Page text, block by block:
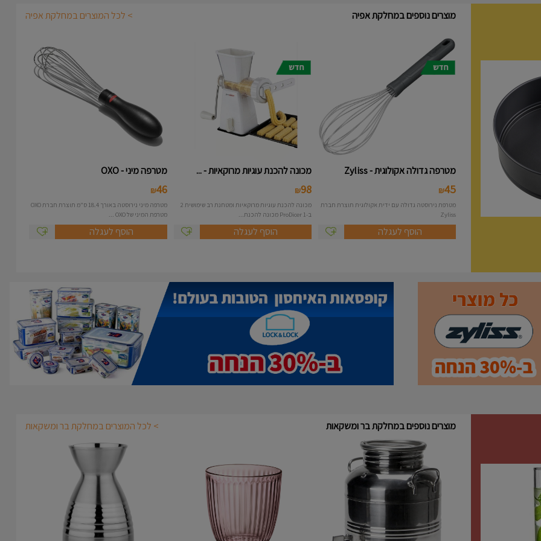
מוצרים נוספים במחלקת אפיה > לכל המוצרים במחלקת אפיה
מטרפה גדולה אקולוגית - Zyliss
45
₪
מטרפת נירוסטה גדולה עם ידית אקולוגית תוצרת חברת
Zyliss
הוסף לעגלה
מכונה להכנת עוגיות מרוקאיות - ...
98
₪
מכונה להכנת עוגיות מרוקאיות ומטחנת רב שימושית 2
ב-1 ProDicer מכונה להכנת...
הוסף לעגלה
מטרפה מיני - OXO
46
₪
מטרפה מיני נירוסטה באורך 18.4 ס"מ תוצרת חברת OXO
מטרפת המיני של OXO ...
הוסף לעגלה
מוצרים נוספים במחלקת בר ומשקאות > לכל המוצרים במחלקת בר ומשקאות